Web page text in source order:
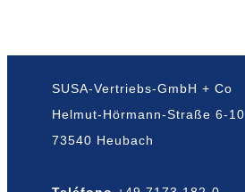
SUSA-Vertriebs-GmbH + Co
Helmut-Hörmann-Straße 6-10
73540 Heubach